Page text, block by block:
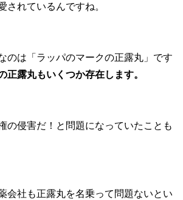
されているんですね。
のは「ラッパのマークの正露丸」です
正露丸もいくつか存在します。
の侵害だ！と問題になっていたことも
会社も正露丸を名乗って問題ないとい